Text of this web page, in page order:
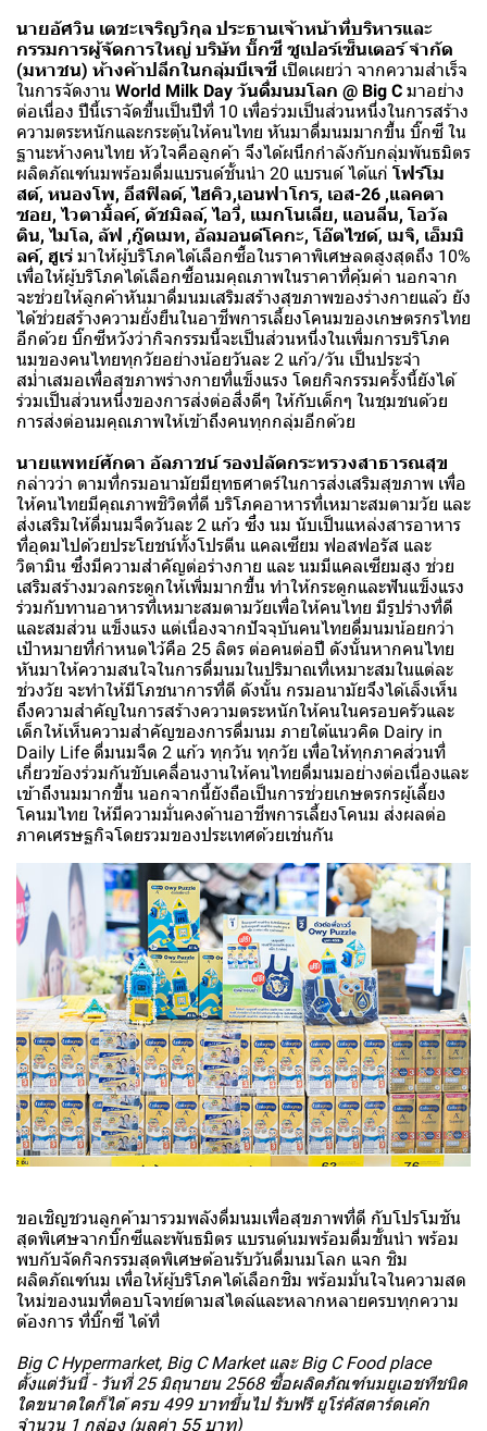
นายอัศวิน เตชะเจริญวิกุล ประธานเจ้าหน้าที่บริหารและ
กรรมการผู้จัดการใหญ่ บริษัท บิ๊กซี ซูเปอร์เซ็นเตอร์ จำกัด
(มหาชน) ห้างค้าปลีกในกลุ่มบีเจซี เปิดเผยว่า จากความสำเร็จ
ในการจัดงาน World Milk Day วันดื่มนมโลก @ Big C มาอย่าง
ต่อเนื่อง ปีนี้เราจัดขึ้นเป็นปีที่ 10 เพื่อร่วมเป็นส่วนหนึ่งในการสร้าง
ความตระหนักและกระตุ้นให้คนไทย หันมาดื่มนมมากขึ้น บิ๊กซี ใน
ฐานะห้างคนไทย หัวใจคือลูกค้า จึงได้ผนึกกำลังกับกลุ่มพันธมิตร
ผลิตภัณฑ์นมพร้อมดื่มแบรนด์ชั้นนำ 20 แบรนด์ ได้แก่ โฟร์โม
สต์, หนองโพ, อีสฟิลด์, ไฮคิว,เอนฟาโกร, เอส-26 ,แลคตา
ซอย, ไวตามิ้ลค์, ดัชมิลล์, ไอวี่, แมกโนเลีย, แอนลีน, โอวัล
ติน, ไมโล, ลัฟ ,กู๊ดเมท, อัลมอนด์โคกะ, โอ๊ตไซด์, เมจิ, เอ็มมิ
ลค์, ฮูเร่ มาให้ผู้บริโภคได้เลือกซื้อในราคาพิเศษลดสูงสุดถึง 10%
เพื่อให้ผู้บริโภคได้เลือกซื้อนมคุณภาพในราคาที่คุ้มค่า นอกจาก
จะช่วยให้ลูกค้าหันมาดื่มนมเสริมสร้างสุขภาพของร่างกายแล้ว ยัง
ได้ช่วยสร้างความยั่งยืนในอาชีพการเลี้ยงโคนมของเกษตรกรไทย
อีกด้วย บิ๊กซีหวังว่ากิจกรรมนี้จะเป็นส่วนหนึ่งในเพิ่มการบริโภค
นมของคนไทยทุกวัยอย่างน้อยวันละ 2 แก้ว/วัน เป็นประจำ
สม่ำเสมอเพื่อสุขภาพร่างกายที่แข็งแรง โดยกิจกรรมครั้งนี้ยังได้
ร่วมเป็นส่วนหนึ่งของการส่งต่อสิ่งดีๆ ให้กับเด็กๆ ในชุมชนด้วย
การส่งต่อนมคุณภาพให้เข้าถึงคนทุกกลุ่มอีกด้วย
นายแพทย์ศักดา อัลภาชน์ รองปลัดกระทรวงสาธารณสุข
กล่าวว่า ตามที่กรมอนามัยมียุทธศาตร์ในการส่งเสริมสุขภาพ เพื่อ
ให้คนไทยมีคุณภาพชิวิตที่ดี บริโภคอาหารที่เหมาะสมตามวัย และ
ส่งเสริมให้ดื่มนมจืดวันละ 2 แก้ว ซึ่ง นม นับเป็นแหล่งสารอาหาร
ที่อุดมไปด้วยประโยชน์ทั้งโปรตีน แคลเซียม ฟอสฟอรัส และ
วิตามิน ซึ่งมีความสำคัญต่อร่างกาย และ นมมีแคลเซียมสูง ช่วย
เสริมสร้างมวลกระดูกให้เพิ่มมากขึ้น ทำให้กระดูกและฟันแข็งแรง
ร่วมกับทานอาหารที่เหมาะสมตามวัยเพื่อให้คนไทย มีรูปร่างที่ดี
และสมส่วน แข็งแรง แต่เนื่องจากปัจจุบันคนไทยดื่มนมน้อยกว่า
เป้าหมายที่กำหนดไว้คือ 25 ลิตร ต่อคนต่อปี ดังนั้นหากคนไทย
หันมาให้ความสนใจในการดื่มนมในปริมาณที่เหมาะสมในแต่ละ
ช่วงวัย จะทำให้มีโภชนาการที่ดี ดังนั้น กรมอนามัยจึงได้เล็งเห็น
ถึงความสำคัญในการสร้างความตระหนักให้คนในครอบครัวและ
เด็กให้เห็นความสำคัญของการดื่มนม ภายใต้แนวคิด Dairy in
Daily Life ดื่มนมจืด 2 แก้ว ทุกวัน ทุกวัย เพื่อให้ทุกภาคส่วนที่
เกี่ยวข้องร่วมกันขับเคลื่อนงานให้คนไทยดื่มนมอย่างต่อเนื่องและ
เข้าถึงนมมากขึ้น นอกจากนี้ยังถือเป็นการช่วยเกษตรกรผู้เลี้ยง
โคนมไทย ให้มีความมั่นคงด้านอาชีพการเลี้ยงโคนม ส่งผลต่อ
ภาคเศรษฐกิจโดยรวมของประเทศด้วยเช่นกัน
ขอเชิญชวนลูกค้ามารวมพลังดื่มนมเพื่อสุขภาพที่ดี กับโปรโมชัน
สุดพิเศษจากบิ๊กซีและพันธมิตร แบรนด์นมพร้อมดื่มชั้นนำ พร้อม
พบกับจัดกิจกรรมสุดพิเศษต้อนรับวันดื่มนมโลก แจก ชิม
ผลิตภัณฑ์นม เพื่อให้ผู้บริโภคได้เลือกชิม พร้อมมั่นใจในความสด
ใหม่ของนมที่ตอบโจทย์ตามสไตล์และหลากหลายครบทุกความ
ต้องการ ที่บิ๊กซี ได้ที่
Big C Hypermarket, Big C Market และ Big C Food place
ตั้งแต่วันนี้ - วันที่ 25 มิถุนายน 2568 ซื้อผลิตภัณฑ์นมยูเอชทีชนิด
ใดขนาดใดก็ได้ ครบ 499 บาทขึ้นไป รับฟรี ยูโร่คัสตาร์ดเค้ก
จำนวน 1 กล่อง (มูลค่า 55 บาท)